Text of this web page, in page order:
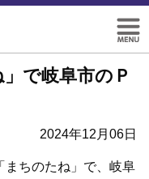
で岐阜市のＰ
2024年12月06日
まちのたね」で、岐阜